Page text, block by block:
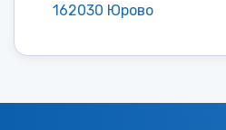
162030 Юрово